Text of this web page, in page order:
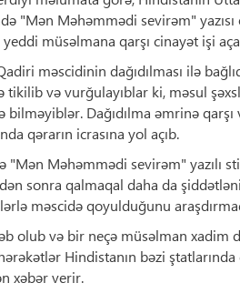
"Mən Məhəmmədi sevirəm"
yeddi müsəlmana qarşı cinayət işi
məscidinin dağıdılması ilə
və vurğulayıblar ki, məsul
Dağıdılma əmrinə
qərarın icrasına yol açıb.
Məhəmmədi sevirəm" yazılı
sonra qalmaqal daha da
məscidə qoyulduğunu
olub və bir neçə müsəlman xadim
Hindistanın bəzi ştatlarında
xəbər verir.